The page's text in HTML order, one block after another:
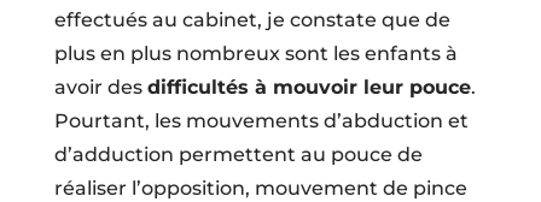
effectués au cabinet, je constate que de
plus en plus nombreux sont les enfants à
avoir des difficultés à mouvoir leur pouce.
Pourtant, les mouvements d’abduction et
d’adduction permettent au pouce de
réaliser l’opposition, mouvement de pince